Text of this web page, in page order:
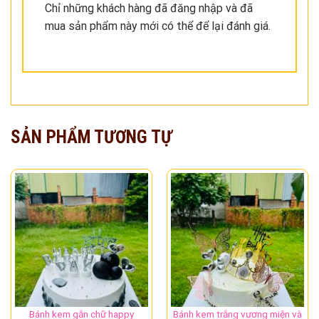
Chỉ những khách hàng đã đăng nhập và đã
mua sản phẩm này mới có thể để lại đánh giá.
SẢN PHẨM TƯƠNG TỰ
Bánh kem gắn chữ happy
Bánh kem trắng vương miện và